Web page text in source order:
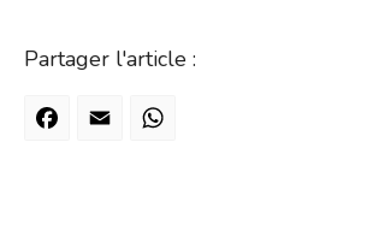
Partager l'article :
Facebook
Email